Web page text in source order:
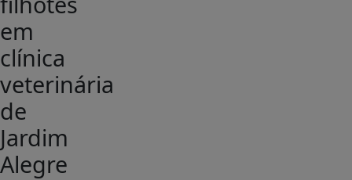
em
clínica
veterinária
de
Jardim
Alegre